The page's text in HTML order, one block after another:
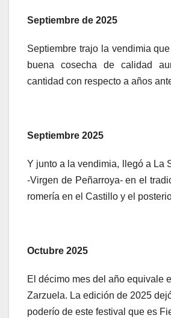
Septiembre de 2025
Septiembre trajo la vendimia
buena cosecha de calidad
cantidad con respecto a años
Septiembre 2025
Y junto a la vendimia, llegó a La
-Virgen de Peñarroya- en el
romería en el Castillo y el
Octubre 2025
El décimo mes del año equivale
Zarzuela. La edición de 2025
poderío de este festival que es